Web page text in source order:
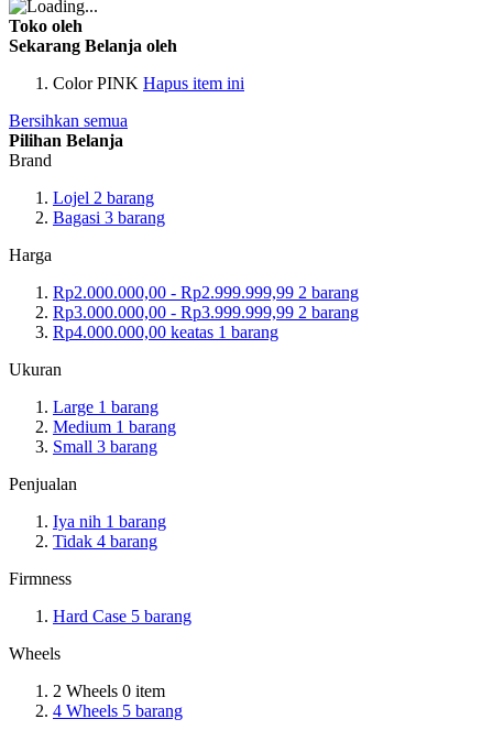
Toko oleh
Sekarang Belanja oleh
Color PINK Hapus item ini
Bersihkan semua
Pilihan Belanja
Brand
Lojel 2 barang
Bagasi 3 barang
Harga
Rp2.000.000,00 - Rp2.999.999,99 2 barang
Rp3.000.000,00 - Rp3.999.999,99 2 barang
Rp4.000.000,00 keatas 1 barang
Ukuran
Large 1 barang
Medium 1 barang
Small 3 barang
Penjualan
Iya nih 1 barang
Tidak 4 barang
Firmness
Hard Case 5 barang
Wheels
2 Wheels 0 item
4 Wheels 5 barang